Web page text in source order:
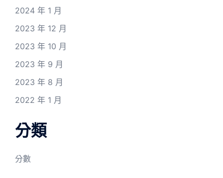
2024 年 1 月
2023 年 12 月
2023 年 10 月
2023 年 9 月
2023 年 8 月
2022 年 1 月
分類
分數